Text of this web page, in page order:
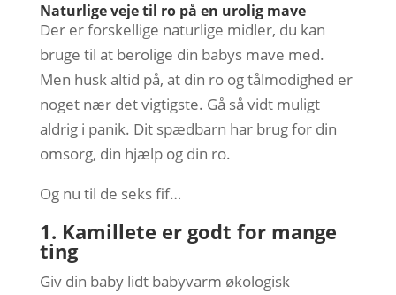
Naturlige veje til ro på en urolig mave
Der er forskellige naturlige midler, du kan
bruge til at berolige din babys mave med.
Men husk altid på, at din ro og tålmodighed er
noget nær det vigtigste. Gå så vidt muligt
aldrig i panik. Dit spædbarn har brug for din
omsorg, din hjælp og din ro.
Og nu til de seks fif…
1. Kamillete er godt for mange
ting
Giv din baby lidt babyvarm økologisk